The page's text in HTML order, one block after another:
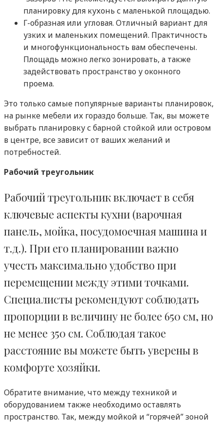
планировку для кухонь с маленькой площадью.
Г-образная или угловая. Отличный вариант для
узких и маленьких помещений. Практичность
и многофункциональность вам обеспечены.
Площадь можно легко зонировать, а также
задействовать пространство у оконного
проема.
Это только самые популярные варианты планировок,
на рынке мебели их гораздо больше. Так, вы можете
выбрать планировку с барной стойкой или островом
в центре, все зависит от ваших желаний и
потребностей.
Рабочий треугольник
Рабочий треугольник включает в себя
ключевые аспекты кухни (варочная
панель, мойка, посудомоечная машина и
т.д.). При его планировании важно
учесть максимально удобство при
перемещении между этими точками.
Специалисты рекомендуют соблюдать
пропорции в величину не более 650 см, но
не менее 350 см. Соблюдая такое
расстояние вы можете быть уверены в
комфорте хозяйки.
Обратите внимание, что между техникой и
оборудованием также необходимо оставлять
пространство. Так, между мойкой и “горячей” зоной